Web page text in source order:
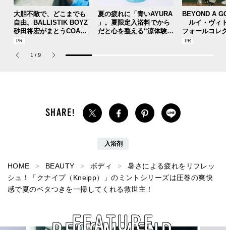
大胆不敵で、どこまでも
自由。BALLISTIK BOYZ
砂田将宏がまとうCOACH
の新作フレグランス「コ
パルファム」
夏の疲れに「青いAYURA
」。夏限定入浴料でから
だと心を整える“涼体験”
BEYOND A
ルイ・ヴィ
フォールコレ
描くプレッピ
1 / 9
入浴剤
HOME BEAUTY ボディ
暑さによる疲れをリフレッ
シュ！「クナイプ（Kneipp）」のミントシリーズは圧巻の爽快
感で夏のベタつきを一掃してくれる救世主！
FEATURE